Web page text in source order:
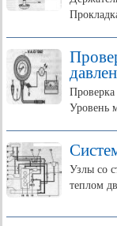
Проверка
Уровень
Узлы со
теплом